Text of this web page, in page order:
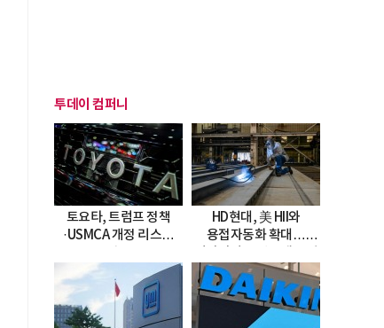
투데이 컴퍼니
토요타, 트럼프 정책
·USMCA 개정 리스크
HD현대, 美 HII와
용접자동화 확대…
도입